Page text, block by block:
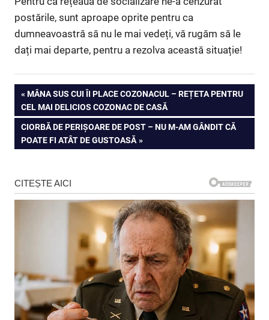
postările, sunt aproape oprite pentru ca
dumneavoastră să nu le mai vedeți, vă rugăm să le
dați mai departe, pentru a rezolva această situație!
Navigare
în
articole
PREVIOUS
POST:
MÂNA SUS CUI ÎI PLACE COZONACUL – REȚETA PENTRU
CEL MAI DELICIOS COZONAC DE CASĂ
NEXT
POST:
CIORBĂ DE PERIȘOARE DE POST – NU M-AM GÂNDIT CĂ
POATE FI ATÂT DE GUSTOASĂ